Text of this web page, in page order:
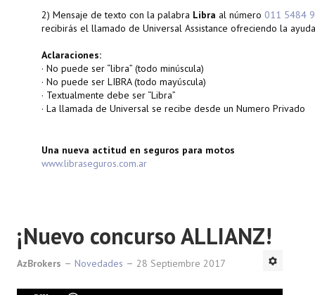
2) Mensaje de texto con la palabra Libra al número 011 5484
recibirás el llamado de Universal Assistance ofreciendo la
Aclaraciones:
· No puede ser “libra” (todo minúscula)
· No puede ser LIBRA (todo mayúscula)
· Textualmente debe ser “Libra”
· La llamada de Universal se recibe desde un Numero Privado
Una nueva actitud en seguros para motos
www.libraseguros.com.ar
¡Nuevo concurso ALLIANZ!
AzBrokers Novedades 28 Septiembre 2017